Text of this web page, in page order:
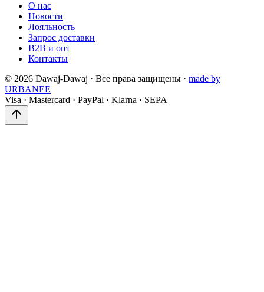
О нас
Новости
Лояльность
Запрос доставки
B2B и опт
Контакты
© 2026 Dawaj-Dawaj · Все права защищены · made by
URBANEE
Visa · Mastercard · PayPal · Klarna · SEPA